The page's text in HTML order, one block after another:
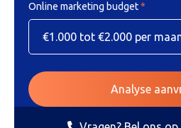
Online marketing budget*